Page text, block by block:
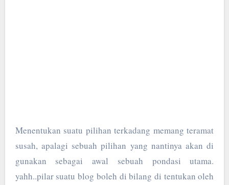
Menentukan suatu pilihan terkadang memang teramat
susah, apalagi sebuah pilihan yang nantinya akan di
gunakan sebagai awal sebuah pondasi utama.
yahh..pilar suatu blog boleh di bilang di tentukan oleh